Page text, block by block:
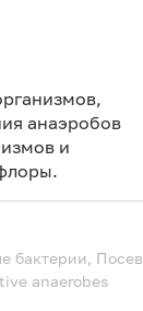
анаэробов
и
бактерии, Посев
anaerobes